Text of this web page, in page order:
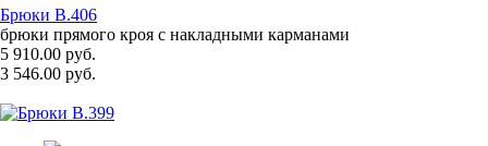
Брюки B.406
брюки прямого кроя с накладными карманами
5 910.00 руб.
3 546.00 руб.